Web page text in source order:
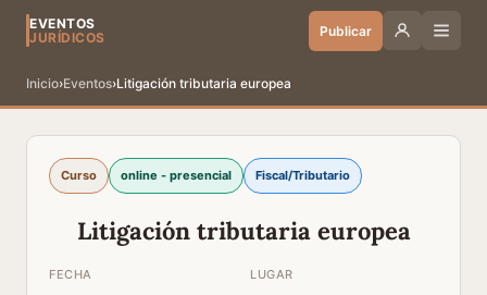
EVENTOS
JURÍDICOS
Publicar
Inicio›Eventos›Litigación tributaria europea
Curso online - presencial Fiscal/Tributario
Litigación tributaria europea
FECHA LUGAR